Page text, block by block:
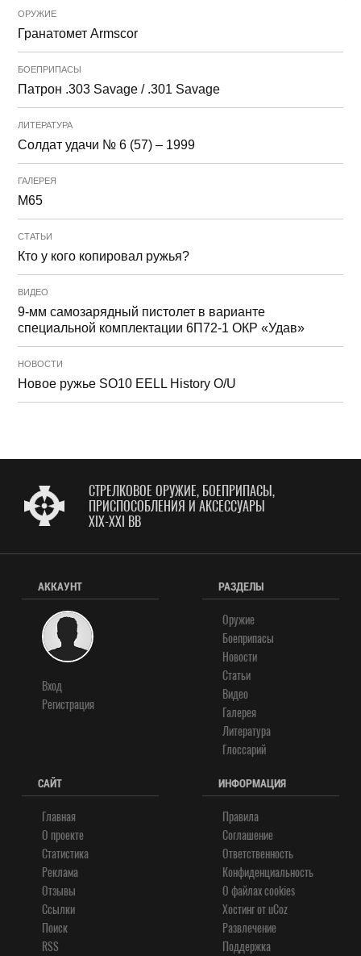
ОРУЖИЕ
Гранатомет Armscor
БОЕПРИПАСЫ
Патрон .303 Savage / .301 Savage
ЛИТЕРАТУРА
Солдат удачи № 6 (57) – 1999
ГАЛЕРЕЯ
M65
СТАТЬИ
Кто у кого копировал ружья?
ВИДЕО
9-мм самозарядный пистолет в варианте
специальной комплектации 6П72-1 ОКР «Удав»
НОВОСТИ
Новое ружье SO10 EELL History O/U
СТРЕЛКОВОЕ ОРУЖИЕ, БОЕПРИПАСЫ,
ПРИСПОСОБЛЕНИЯ И АКСЕССУАРЫ
XIX-XXI ВВ
АККАУНТ
Вход
Регистрация
РАЗДЕЛЫ
Оружие
Боеприпасы
Новости
Статьи
Видео
Галерея
Литература
Глоссарий
САЙТ
Главная
О проекте
Статистика
Реклама
Отзывы
Ссылки
Поиск
RSS
ИНФОРМАЦИЯ
Правила
Соглашение
Ответственность
Конфиденциальность
О файлах cookies
Хостинг отuCoz
Развлечение
Поддержка